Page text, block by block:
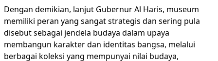
Dengan demikian, lanjut Gubernur Al Haris, museum
memiliki peran yang sangat strategis dan sering pula
disebut sebagai jendela budaya dalam upaya
membangun karakter dan identitas bangsa, melalui
berbagai koleksi yang mempunyai nilai budaya,